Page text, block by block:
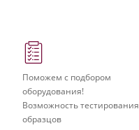
Поможем с подбором
оборудования!
Возможность тестирования
образцов